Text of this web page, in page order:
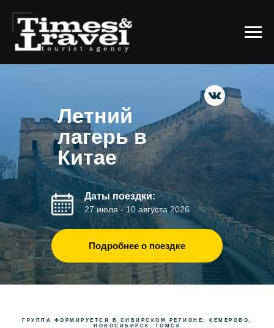
Летний
лагерь в
Китае
Подробнее о поездке
Даты поездки:
27 июля - 10 августа 2026
ГРУППА ФОРМИРУЕТСЯ В СИБИРСКОМ РЕГИОНЕ: КЕМЕРОВО,
НОВОСИБИРСК, ТОМСК